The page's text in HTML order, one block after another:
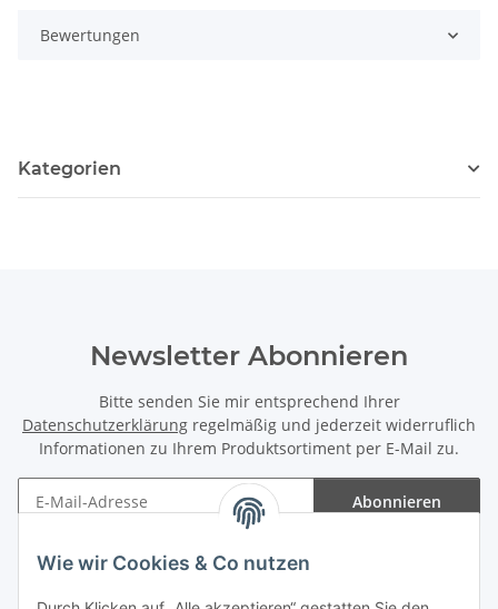
Wie wir Cookies & Co nutzen
Bewertungen
Kategorien
Newsletter Abonnieren
Bitte senden Sie mir entsprechend Ihrer
Datenschutzerklärung regelmäßig und jederzeit widerruflich
Informationen zu Ihrem Produktsortiment per E-Mail zu.
Abonnieren